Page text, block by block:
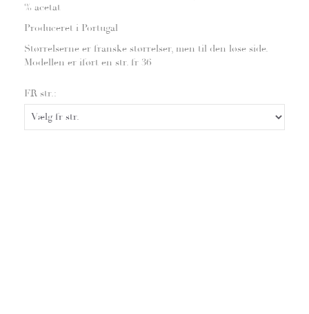
% acetat
Produceret i Portugal
Størrelserne er franske størrelser, men til den løse side.
Modellen er iført en str. fr 36
FR str.: